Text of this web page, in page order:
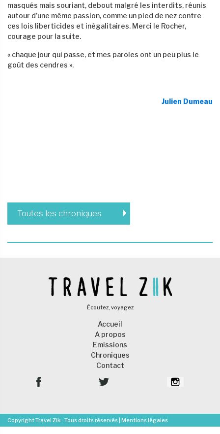
masqués mais souriant, debout malgré les interdits, réunis
autour d’une même passion, comme un pied de nez contre
ces lois liberticides et inégalitaires. Merci le Rocher,
courage pour la suite.
« chaque jour qui passe, et mes paroles ont un peu plus le
goût des cendres ».
Julien Dumeau
Toutes les chroniques
Écoutez, voyagez
Accueil
A propos
Emissions
Chroniques
Contact
Copyright Travel Zik - Tous droits réservés | Mentions légales